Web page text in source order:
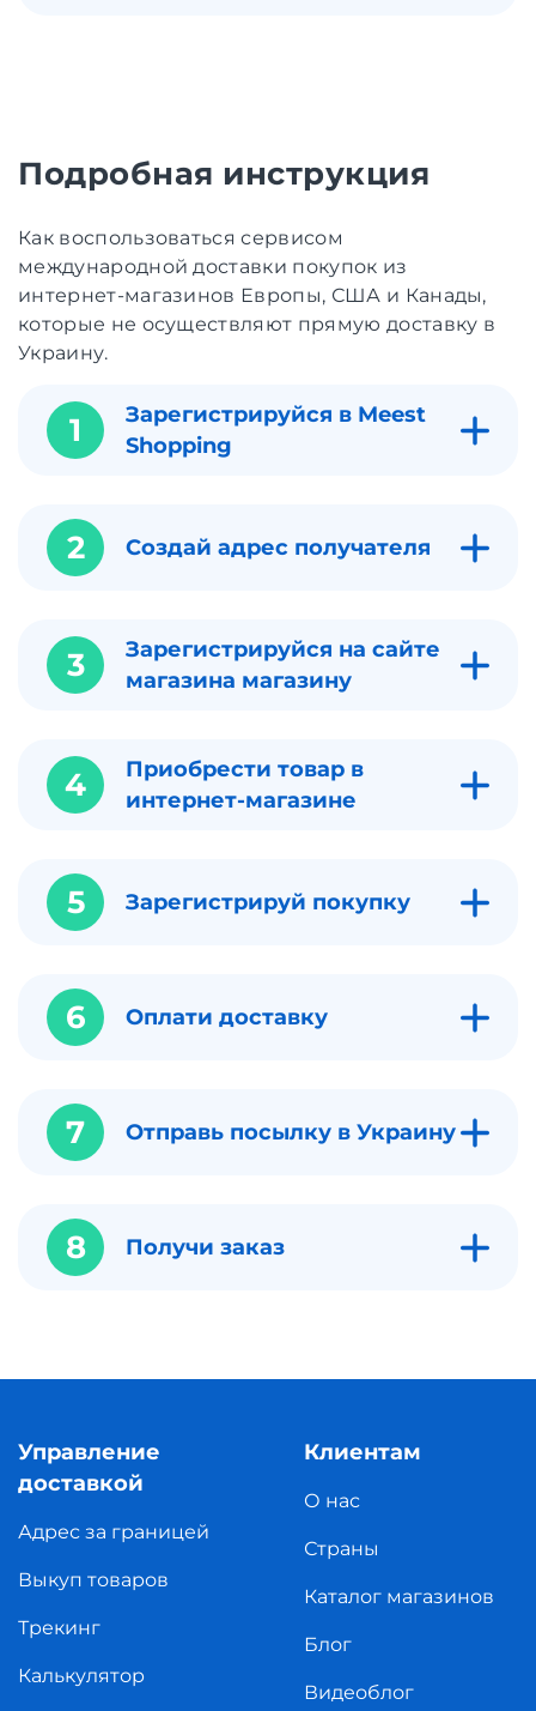
Подробная инструкция
Как воспользоваться сервисом
международной доставки покупок из
интернет-магазинов Европы, США и Канады,
которые не осуществляют прямую доставку в
Украину.
1
Зарегистрируйся в Meest
Shopping
2 Создай адрес получателя
3
Зарегистрируйся на сайте
магазина магазину
4
Приобрести товар в
интернет-магазине
5 Зарегистрируй покупку
6 Оплати доставку
7 Отправь посылку в Украину
8 Получи заказ
Управление
доставкой
Адрес за границей
Выкуп товаров
Трекинг
Калькулятор
Клиентам
О нас
Страны
Каталог магазинов
Блог
Видеоблог